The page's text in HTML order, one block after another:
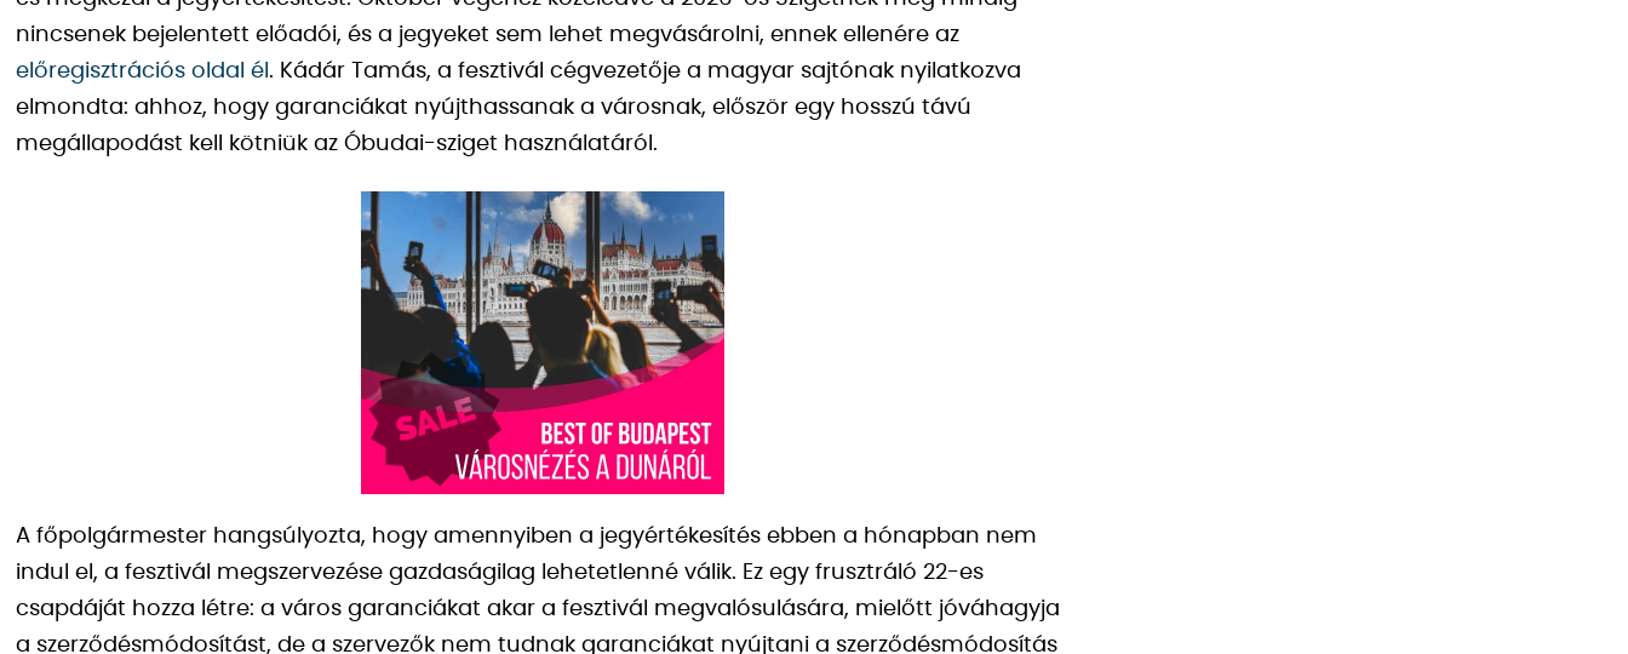
nincsenek bejelentett előadói, és a jegyeket sem lehet megvásárolni, ennek ellenére az
előregisztrációs oldal él . Kádár Tamás, a fesztivál cégvezetője a magyar sajtónak nyilatkozva
elmondta: ahhoz, hogy garanciákat nyújthassanak a városnak, először egy hosszú távú
megállapodást kell kötniük az Óbudai-sziget használatáról.
A főpolgármester hangsúlyozta, hogy amennyiben a jegyértékesítés ebben a hónapban nem
indul el, a fesztivál megszervezése gazdaságilag lehetetlenné válik. Ez egy frusztráló 22-es
csapdáját hozza létre: a város garanciákat akar a fesztivál megvalósulására, mielőtt jóváhagyja
a szerződésmódosítást, de a szervezők nem tudnak garanciákat nyújtani a szerződésmódosítás